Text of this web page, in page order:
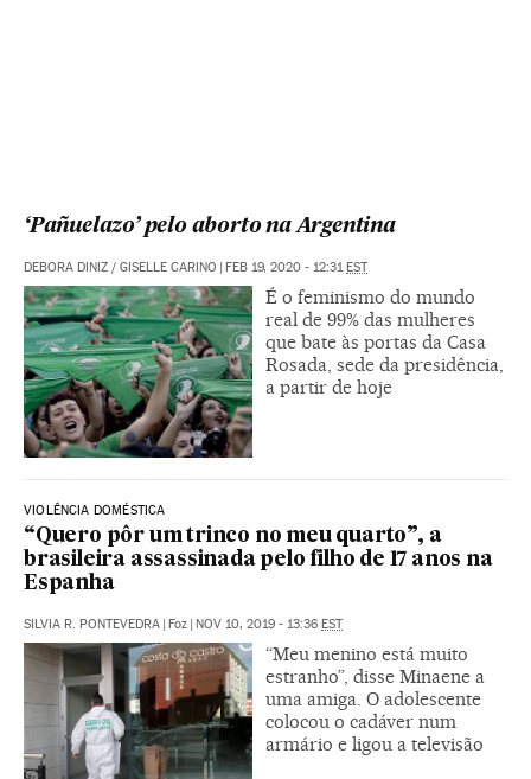
‘Pañuelazo’ pelo aborto na Argentina
DEBORA DINIZ / GISELLE CARINO | FEB 19, 2020 - 12:31EST
É o feminismo do mundo
real de 99% das mulheres
que bate às portas da Casa
Rosada, sede da presidência,
a partir de hoje
VIOLÊNCIA DOMÉSTICA
“Quero pôr um trinco no meu quarto”, a
brasileira assassinada pelo filho de 17 anos na
Espanha
SILVIA R. PONTEVEDRA | Foz | NOV 10, 2019 - 13:36 EST
“Meu menino está muito
estranho”, disse Minaene a
uma amiga. O adolescente
colocou o cadáver num
armário e ligou a televisão